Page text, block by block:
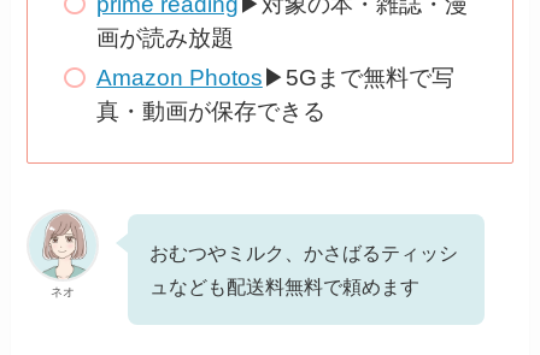
画が読み放題
Amazon Photos ▶5Gまで無料で写
真・動画が保存できる
ネオ
おむつやミルク、かさばるティッシ
ュなども配送料無料で頼めます